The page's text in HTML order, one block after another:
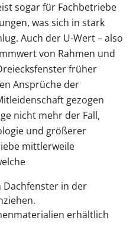
sogar für Fachbetriebe
was sich in stark
Auch der U-Wert – also
von Rahmen und
früher
Ansprüche der
gezogen
nicht mehr der Fall,
und größerer
mittlerweile
Dachfenster in der
erhältlich